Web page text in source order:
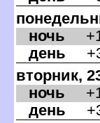
ночь
день
торник,
ночь
день